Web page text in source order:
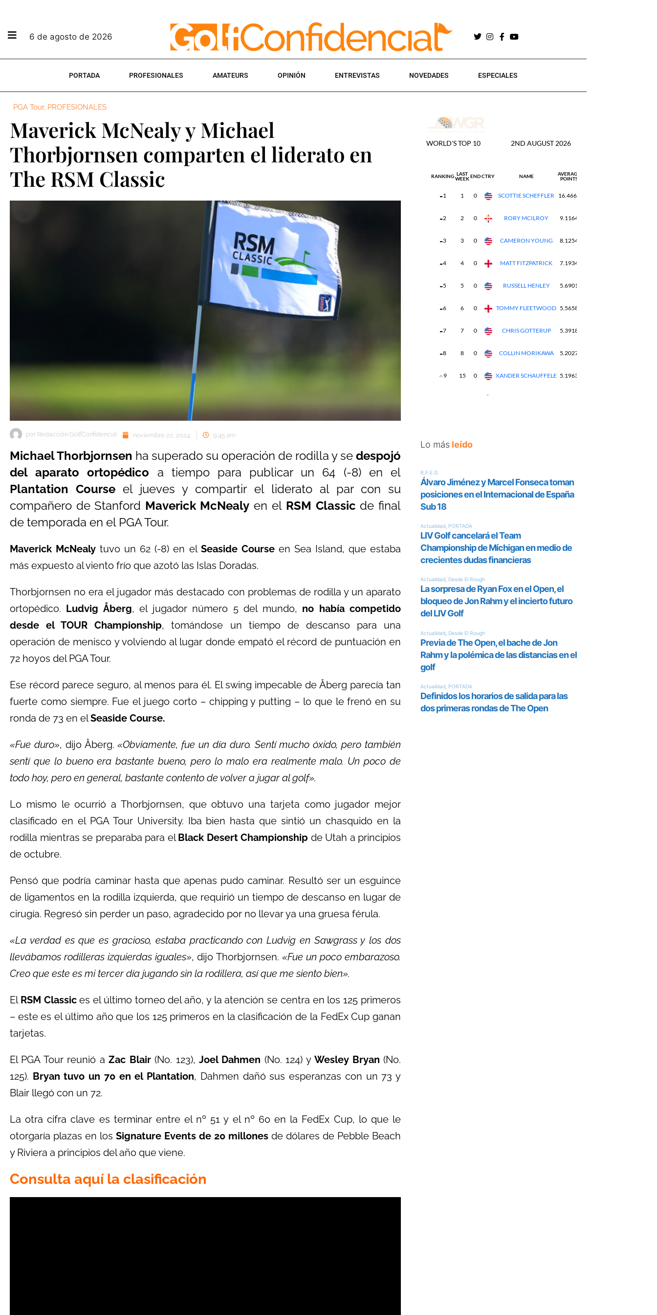
6 de agosto de 2026
PORTADA PROFESIONALES AMATEURS OPINIÓN ENTREVISTAS NOVEDADES ESPECIALES
PGA Tour, PROFESIONALES
Maverick McNealy y Michael
Thorbjornsen comparten el liderato en
The RSM Classic
por Redacción GolfConfidencial noviembre 22, 2024 9:45 am
Michael Thorbjornsen ha superado su operación de rodilla y se despojó
del aparato ortopédico
a tiempo para publicar un 64 (-8) en el
Plantation Course el jueves y compartir el liderato al par con su
compañero de Stanford Maverick McNealy en elRSM Classic de final
de temporada en el PGA Tour.
Maverick McNealy tuvo un 62 (-8) en el Seaside Courseen Sea Island, que estaba
más expuesto al viento frío que azotó las Islas Doradas.
Thorbjornsen no era el jugador más destacado con problemas de rodilla y un aparato
ortopédico. Ludvig Åberg, el jugador número 5 del mundo, no había competido
desde el TOUR Championship, tomándose un tiempo de descanso para una
operación de menisco y volviendo al lugar donde empató el récord de puntuación en
72 hoyos del PGA Tour.
Ese récord parece seguro, al menos para él. El swing impecable de Åberg parecía tan
fuerte como siempre. Fue el juego corto – chipping y putting – lo que le frenó en su
ronda de 73 en elSeaside Course.
«Fue duro», dijo Åberg.«Obviamente, fue un día duro. Sentí mucho óxido, pero también
sentí que lo bueno era bastante bueno, pero lo malo era realmente malo. Un poco de
todo hoy, pero en general, bastante contento de volver a jugar al golf».
Lo mismo le ocurrió a Thorbjornsen, que obtuvo una tarjeta como jugador mejor
clasificado en el PGA Tour University. Iba bien hasta que sintió un chasquido en la
rodilla mientras se preparaba para elBlack Desert Championship de Utah a principios
de octubre.
Pensó que podría caminar hasta que apenas pudo caminar. Resultó ser un esguince
de ligamentos en la rodilla izquierda, que requirió un tiempo de descanso en lugar de
cirugía. Regresó sin perder un paso, agradecido por no llevar ya una gruesa férula.
«La verdad es que es gracioso, estaba practicando con Ludvig en Sawgrass y los dos
llevábamos rodilleras izquierdas iguales», dijo Thorbjornsen. «Fue un poco embarazoso.
Creo que este es mi tercer día jugando sin la rodillera, así que me siento bien».
El RSM Classices el último torneo del año, y la atención se centra en los 125 primeros
– este es el último año que los 125 primeros en la clasificación de la FedEx Cup ganan
tarjetas.
El PGA Tour reunió aZac Blair(No. 123), Joel Dahmen (No. 124) yWesley Bryan (No.
125). Bryan tuvo un 70 en el Plantation, Dahmen dañó sus esperanzas con un 73 y
Blair llegó con un 72.
La otra cifra clave es terminar entre el nº 51 y el nº 60 en la FedEx Cup, lo que le
otorgaría plazas en los Signature Events de 20 millones de dólares de Pebble Beach
y Riviera a principios del año que viene.
Consulta aquí la clasificación
Lo más leído